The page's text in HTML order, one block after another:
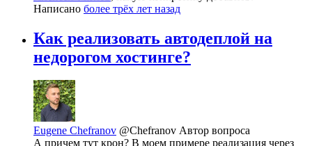
Написано более трёх лет назад
Как реализовать автодеплой на
недорогом хостинге?
Eugene Chefranov @Chefranov Автор вопроса
А причем тут крон? В моем примере реализация через